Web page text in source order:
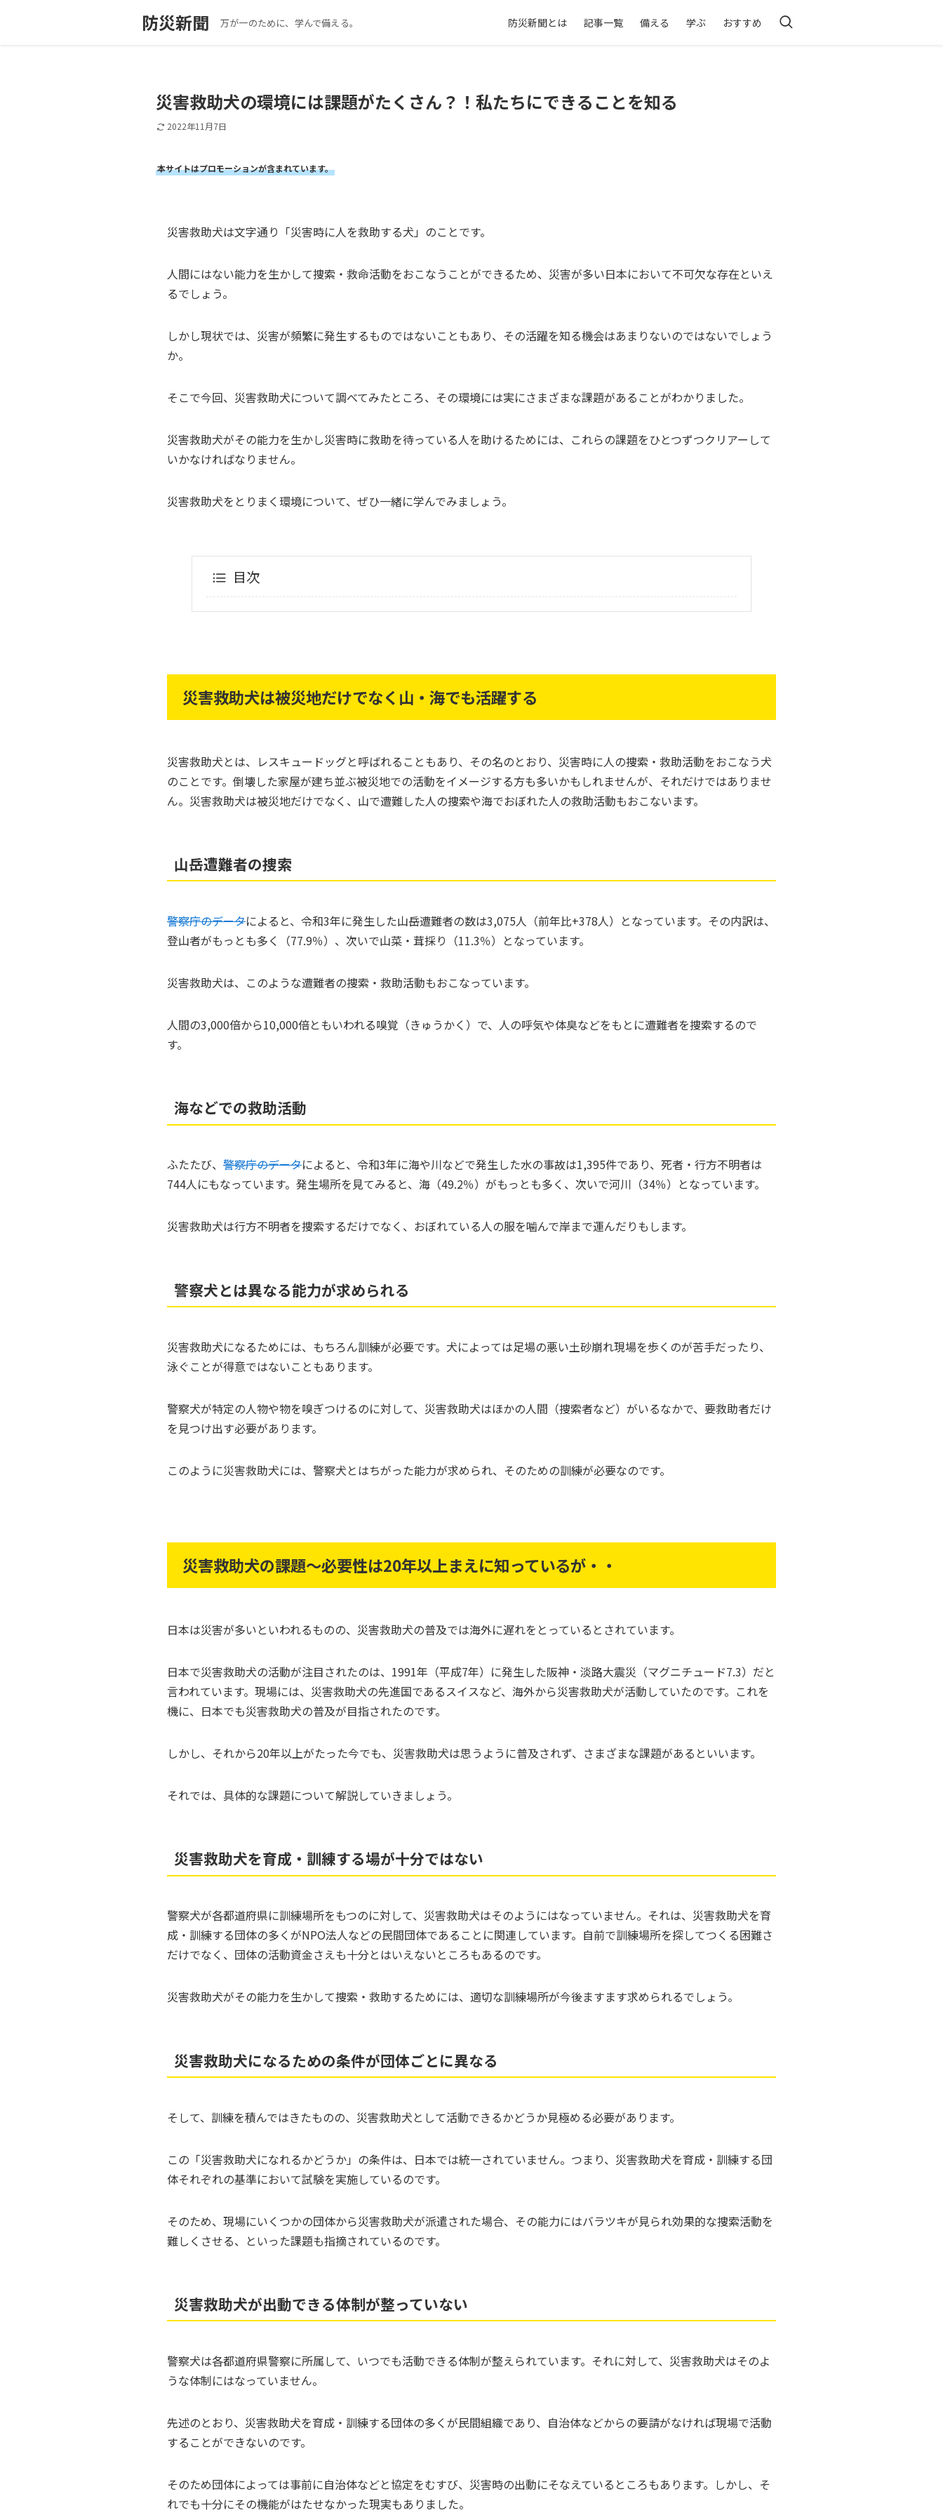
防災新聞 万が一のために、学んで備える。 防災新聞とは 記事一覧 備える 学ぶ おすすめ
災害救助犬の環境には課題がたくさん？！私たちにできることを知る
2022年11月7日
本サイトはプロモーションが含まれています。
災害救助犬は文字通り「災害時に人を救助する犬」のことです。
人間にはない能力を生かして捜索・救命活動をおこなうことができるため、災害が多い日本において不可欠な存在といえ
るでしょう。
しかし現状では、災害が頻繁に発生するものではないこともあり、その活躍を知る機会はあまりないのではないでしょう
か。
そこで今回、災害救助犬について調べてみたところ、その環境には実にさまざまな課題があることがわかりました。
災害救助犬がその能力を生かし災害時に救助を待っている人を助けるためには、これらの課題をひとつずつクリアーして
いかなければなりません。
災害救助犬をとりまく環境について、ぜひ一緒に学んでみましょう。
目次
災害救助犬は被災地だけでなく山・海でも活躍する
災害救助犬とは、レスキュードッグと呼ばれることもあり、その名のとおり、災害時に人の捜索・救助活動をおこなう犬
のことです。倒壊した家屋が建ち並ぶ被災地での活動をイメージする方も多いかもしれませんが、それだけではありませ
ん。災害救助犬は被災地だけでなく、山で遭難した人の捜索や海でおぼれた人の救助活動もおこないます。
山岳遭難者の捜索
警察庁のデータによると、令和3年に発生した山岳遭難者の数は3,075人（前年比+378人）となっています。その内訳は、
登山者がもっとも多く（77.9％）、次いで山菜・茸採り（11.3％）となっています。
災害救助犬は、このような遭難者の捜索・救助活動もおこなっています。
人間の3,000倍から10,000倍ともいわれる嗅覚（きゅうかく）で、人の呼気や体臭などをもとに遭難者を捜索するので
す。
海などでの救助活動
ふたたび、 警察庁のデータによると、令和3年に海や川などで発生した水の事故は1,395件であり、死者・行方不明者は
744人にもなっています。発生場所を見てみると、海（49.2％）がもっとも多く、次いで河川（34％）となっています。
災害救助犬は行方不明者を捜索するだけでなく、おぼれている人の服を噛んで岸まで運んだりもします。
警察犬とは異なる能力が求められる
災害救助犬になるためには、もちろん訓練が必要です。犬によっては足場の悪い土砂崩れ現場を歩くのが苦手だったり、
泳ぐことが得意ではないこともあります。
警察犬が特定の人物や物を嗅ぎつけるのに対して、災害救助犬はほかの人間（捜索者など）がいるなかで、要救助者だけ
を見つけ出す必要があります。
このように災害救助犬には、警察犬とはちがった能力が求められ、そのための訓練が必要なのです。
災害救助犬の課題～必要性は20年以上まえに知っているが・・
日本は災害が多いといわれるものの、災害救助犬の普及では海外に遅れをとっているとされています。
日本で災害救助犬の活動が注目されたのは、1991年（平成7年）に発生した阪神・淡路大震災（マグニチュード7.3）だと
言われています。現場には、災害救助犬の先進国であるスイスなど、海外から災害救助犬が活動していたのです。これを
機に、日本でも災害救助犬の普及が目指されたのです。
しかし、それから20年以上がたった今でも、災害救助犬は思うように普及されず、さまざまな課題があるといいます。
それでは、具体的な課題について解説していきましょう。
災害救助犬を育成・訓練する場が十分ではない
警察犬が各都道府県に訓練場所をもつのに対して、災害救助犬はそのようにはなっていません。それは、災害救助犬を育
成・訓練する団体の多くがNPO法人などの民間団体であることに関連しています。自前で訓練場所を探してつくる困難さ
だけでなく、団体の活動資金さえも十分とはいえないところもあるのです。
災害救助犬がその能力を生かして捜索・救助するためには、適切な訓練場所が今後ますます求められるでしょう。
災害救助犬になるための条件が団体ごとに異なる
そして、訓練を積んではきたものの、災害救助犬として活動できるかどうか見極める必要があります。
この「災害救助犬になれるかどうか」の条件は、日本では統一されていません。つまり、災害救助犬を育成・訓練する団
体それぞれの基準において試験を実施しているのです。
そのため、現場にいくつかの団体から災害救助犬が派遣された場合、その能力にはバラツキが見られ効果的な捜索活動を
難しくさせる、といった課題も指摘されているのです。
災害救助犬が出動できる体制が整っていない
警察犬は各都道府県警察に所属して、いつでも活動できる体制が整えられています。それに対して、災害救助犬はそのよ
うな体制にはなっていません。
先述のとおり、災害救助犬を育成・訓練する団体の多くが民間組織であり、自治体などからの要請がなければ現場で活動
することができないのです。
そのため団体によっては事前に自治体などと協定をむすび、災害時の出動にそなえているところもあります。しかし、そ
れでも十分にその機能がはたせなかった現実もありました。